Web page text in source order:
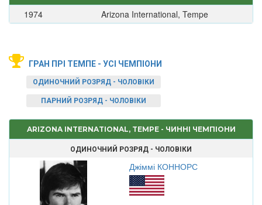
1974 Arizona International, Tempe
ГРАН ПРІ ТЕМПЕ - УСІ ЧЕМПІОНИ
ОДИНОЧНИЙ РОЗРЯД - ЧОЛОВІКИ
ПАРНИЙ РОЗРЯД - ЧОЛОВІКИ
ARIZONA INTERNATIONAL, TEMPE - ЧИННІ ЧЕМПІОНИ
ОДИНОЧНИЙ РОЗРЯД - ЧОЛОВІКИ
Джіммі КОННОРС